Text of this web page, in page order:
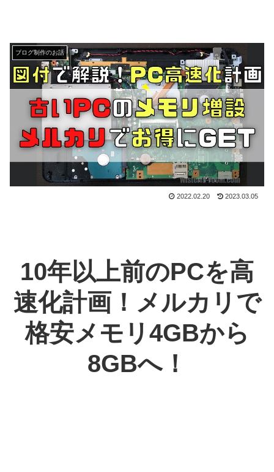
ブログ制作のお話
2022.02.20 2023.03.05
10年以上前のPCを高
速化計画！メルカリで
格安メモリ4GBから
8GBへ！